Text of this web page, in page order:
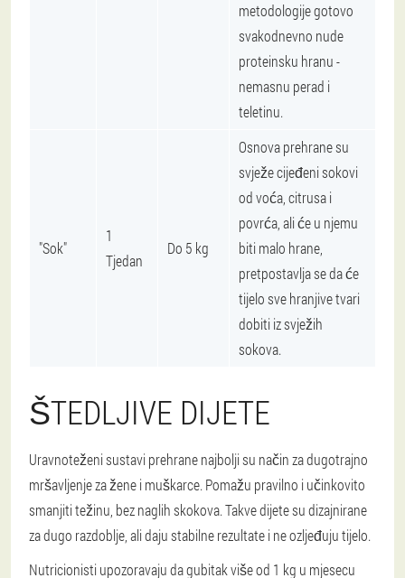
metodologije gotovo
svakodnevno nude
proteinsku hranu -
nemasnu perad i
teletinu.
"Sok"
1
Tjedan
Do 5 kg
Osnova prehrane su
svježe cijeđeni sokovi
od voća, citrusa i
povrća, ali će u njemu
biti malo hrane,
pretpostavlja se da će
tijelo sve hranjive tvari
dobiti iz svježih
sokova.
ŠTEDLJIVE DIJETE
Uravnoteženi sustavi prehrane najbolji su način za dugotrajno
mršavljenje za žene i muškarce. Pomažu pravilno i učinkovito
smanjiti težinu, bez naglih skokova. Takve dijete su dizajnirane
za dugo razdoblje, ali daju stabilne rezultate i ne ozljeđuju tijelo.
Nutricionisti upozoravaju da gubitak više od 1 kg u mjesecu